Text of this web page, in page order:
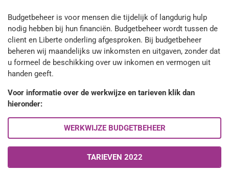
v
i
a
t
Budgetbeheer is voor mensen die tijdelijk of langdurig hulp
nodig hebben bij hun financiën. Budgetbeheer wordt tussen de
client en Liberte onderling afgesproken. Bij budgetbeheer
beheren wij maandelijks uw inkomsten en uitgaven, zonder dat
u formeel de beschikking over uw inkomen en vermogen uit
handen geeft.
Voor informatie over de werkwijze en tarieven klik dan
hieronder:
WERKWIJZE BUDGETBEHEER
TARIEVEN 2022